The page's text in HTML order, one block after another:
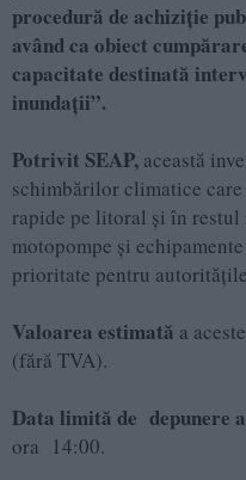
procedură de achiziție
având ca obiect
capacitate destinată
inundații”.
Potrivit SEAP, această
schimbărilor climatice
rapide pe litoral și în
motopompe și
prioritate pentru
Valoarea estimată a
(fără TVA).
Data limită de depunere
ora 14:00.